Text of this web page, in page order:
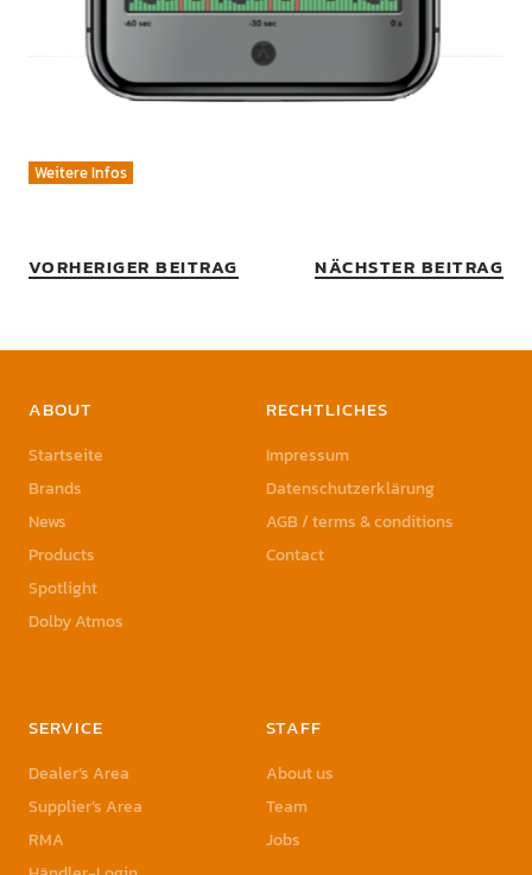
Weitere Infos
VORHERIGER BEITRAG NÄCHSTER BEITRAG
ABOUT
Startseite
Brands
News
Products
Spotlight
Dolby Atmos
RECHTLICHES
Impressum
Datenschutzerklärung
AGB / terms & conditions
Contact
SERVICE
Dealer’s Area
Supplier’s Area
RMA
STAFF
About us
Team
Jobs